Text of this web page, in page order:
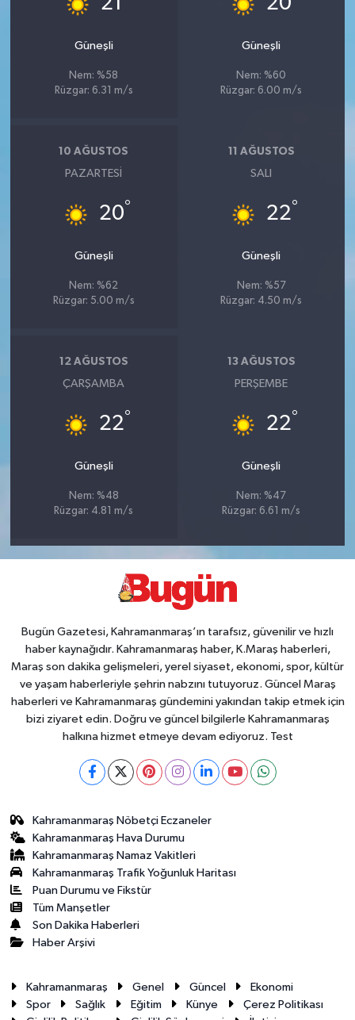
Güneşli
Nem: %58
Rüzgar: 6.31 m/s
Güneşli
Nem: %60
Rüzgar: 6.00 m/s
10 AĞUSTOS
PAZARTESI
20°
Güneşli
Nem: %62
Rüzgar: 5.00 m/s
11 AĞUSTOS
SALI
22°
Güneşli
Nem: %57
Rüzgar: 4.50 m/s
12 AĞUSTOS
ÇARŞAMBA
22°
Güneşli
Nem: %48
Rüzgar: 4.81 m/s
13 AĞUSTOS
PERŞEMBE
22°
Güneşli
Nem: %47
Rüzgar: 6.61 m/s
Bugün Gazetesi, Kahramanmaraş’ın tarafsız, güvenilir ve hızlı
haber kaynağıdır. Kahramanmaraş haber, K.Maraş haberleri,
Maraş son dakika gelişmeleri, yerel siyaset, ekonomi, spor, kültür
ve yaşam haberleriyle şehrin nabzını tutuyoruz. Güncel Maraş
haberleri ve Kahramanmaraş gündemini yakından takip etmek için
bizi ziyaret edin. Doğru ve güncel bilgilerle Kahramanmaraş
halkına hizmet etmeye devam ediyoruz. Test
Kahramanmaraş Nöbetçi Eczaneler
Kahramanmaraş Hava Durumu
Kahramanmaraş Namaz Vakitleri
Kahramanmaraş Trafik Yoğunluk Haritası
Puan Durumu ve Fikstür
Tüm Manşetler
Son Dakika Haberleri
Haber Arşivi
Kahramanmaraş Genel Güncel
Ekonomi
Spor
Sağlık Eğitim Künye
Çerez Politikası